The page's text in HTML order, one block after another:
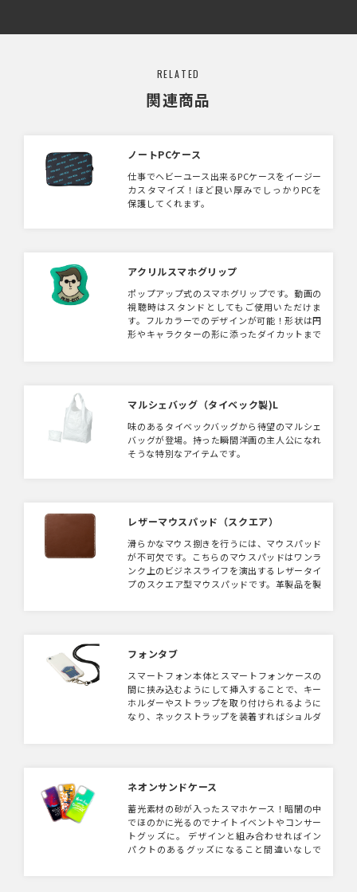
RELATED
関連商品
ノートPCケース
仕事でヘビーユース出来るPCケースをイージー
カスタマイズ！ほど良い厚みでしっかりPCを
保護してくれます。
アクリルスマホグリップ
ポップアップ式のスマホグリップです。動画の
視聴時はスタンドとしてもご使用いただけま
す。フルカラーでのデザインが可能！形状は円
形やキャラクターの形に添ったダイカットまで
マルシェバッグ（タイベック製)L
味のあるタイベックバッグから待望のマルシェ
バッグが登場。持った瞬間洋画の主人公になれ
そうな特別なアイテムです。
レザーマウスパッド（スクエア）
滑らかなマウス捌きを行うには、マウスパッド
が不可欠です。こちらのマウスパッドはワンラ
ンク上のビジネスライフを演出するレザータイ
プのスクエア型マウスパッドです。革製品を製
ザインにあわせた加工方法をお選び頂けます。
スメです。
フォンタブ
スマートフォン本体とスマートフォンケースの
間に挟み込むようにして挿入することで、キー
ホルダーやストラップを取り付けられるように
なり、ネックストラップを装着すればショルダ
ネオンサンドケース
蓄光素材の砂が入ったスマホケース！暗闇の中
でほのかに光るのでナイトイベントやコンサー
トグッズに。 デザインと組み合わせればイン
パクトのあるグッズになること間違いなしで